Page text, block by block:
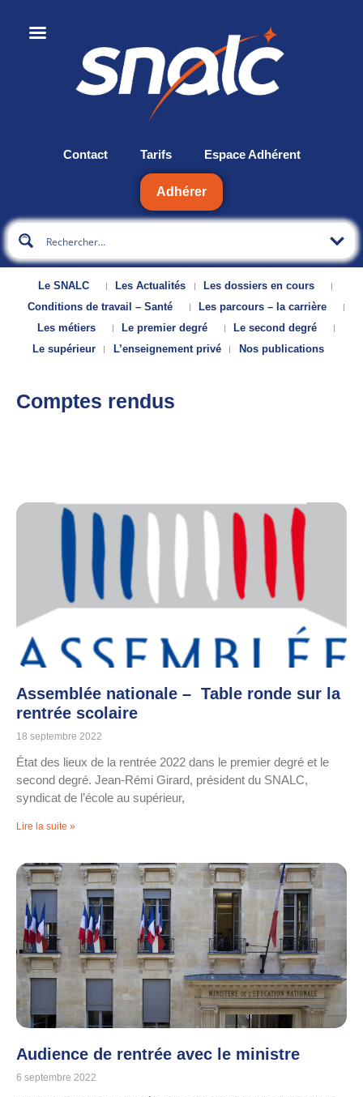
Contact Tarifs Espace Adhérent
Adhérer
Le SNALC Les Actualités
Les dossiers en cours
Conditions de travail – Santé
Les parcours – la carrière
Les métiers
Le premier degré
Le second degré
Le supérieur
L’enseignement privé Nos publications
Comptes rendus
Assemblée nationale – Table ronde sur la
rentrée scolaire
18 septembre 2022
État des lieux de la rentrée 2022 dans le premier degré et le
second degré. Jean-Rémi Girard, président du SNALC,
syndicat de l’école au supérieur,
Lire la suite »
Audience de rentrée avec le ministre
6 septembre 2022